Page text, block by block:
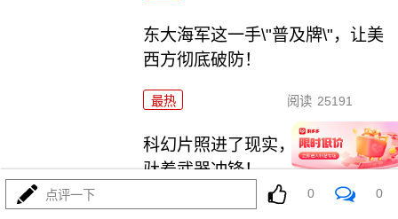
东大海军这一手\"普及牌\"，让美
西方彻底破防！
最热 阅读 25191
科幻片照进了现实，东大机器狼
驮着武器冲锋！
最热
点评一下 0 0